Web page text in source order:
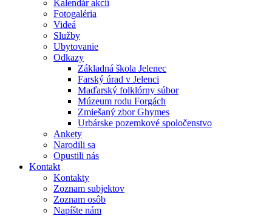
Kalendár akcií
Fotogaléria
Videá
Služby
Ubytovanie
Odkazy
Základná škola Jelenec
Farský úrad v Jelenci
Maďarský folklórny súbor
Múzeum rodu Forgách
Zmiešaný zbor Ghymes
Urbárske pozemkové spoločenstvo
Ankety
Narodili sa
Opustili nás
Kontakt
Kontakty
Zoznam subjektov
Zoznam osôb
Napíšte nám